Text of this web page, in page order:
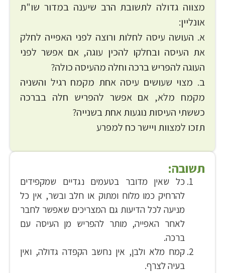
מצווה גדולה לתשובת הרב שיענה במדור שו"ת
אונליין:
א. העושה עיסה לחלות ורוצה לפני האפייה לחלק
את העיסה ובחלקו להכין עוגה, אם אפשר לפני
העוגה להפריש ברכה וחלה מהעיסה כולה?
ב. מצוי שעושים עיסה אחת מקמח רגיל והשניה
מקמח מלא, אם אפשר להפריש חלה בברכה
כששתי העיסות נוגעות אחת בשנייה?
תזכו למצוות ויישר כח למפרע
תשובה:
כל שאין מדובר בטעמים נגדיים שמקפידים
להרחיק כמו מלוח ומתוק או חלב ובשר, אין כל
מניעה לכל הדיעות גם המצריכים שאפשר לחבר
לאחר האפייה, מותר להפריש מן העיסה עם
ברכה.
קמח מלא ולבן, אין נחשב הקפדה גדולה, ואין
בעיה לצרף.